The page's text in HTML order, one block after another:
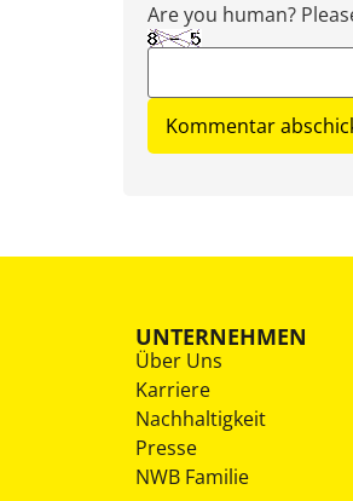
Are you human?
UNTERNEHMEN
Über Uns
Karriere
Nachhaltigkeit
Presse
NWB Familie